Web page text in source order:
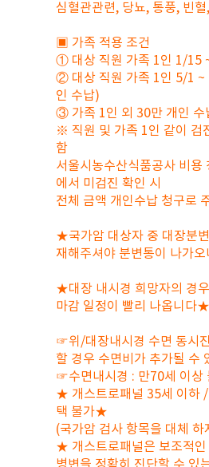
심혈관관련, 당뇨, 통풍, 빈
▣ 가족 적용 조건
① 대상 직원 가족 1인 1/15
② 대상 직원 가족 1인 5/1 ~
인 수납)
③ 가족 1인 외 30만 개인 수
※ 직원 및 가족 1인 같이 검
함
서울시농수산식품공사 비용
에서 미검진 확인 시
전체 금액 개인수납 청구로
★국가암 대상자 중 대장분
재해주셔야 분변통이 나가
★대장 내시경 희망자의 경
마감 일정이 빨리 나옵니다★
☞위/대장내시경 수면 동시
할 경우 수면비가 추가될 수
☞수면내시경 : 만70세 이상
★ 개스트로패널 35세 이하
택 불가★
(국가암 검사 항목을 대체 하
★ 개스트로패널은 보조적인